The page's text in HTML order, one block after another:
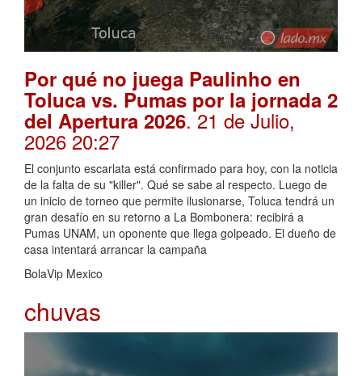
Por qué no juega Paulinho en
Toluca vs. Pumas por la jornada 2
del Apertura 2026. 21 de Julio,
2026 20:27
El conjunto escarlata está confirmado para hoy, con la noticia
de la falta de su "killer". Qué se sabe al respecto. Luego de
un inicio de torneo que permite ilusionarse, Toluca tendrá un
gran desafío en su retorno a La Bombonera: recibirá a
Pumas UNAM, un oponente que llega golpeado. El dueño de
casa intentará arrancar la campaña
BolaVip Mexico
chuvas